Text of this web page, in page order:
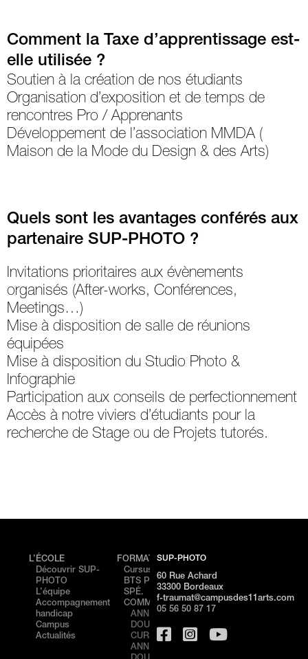
Comment la Taxe d’apprentissage est-
elle utilisée ?
Soutien à la création de nos étudiants
Organisation d’exposition et de temps de
rencontres Pro / Apprenants
Développement de l’association MMDA (
Maison de la Mode du Design & des Arts)
Quels sont les avantages conférés aux
partenaire SUP-PHOTO ?
Invitations prioritaires aux évènements
organisés (After-works, Conférences,
Meetings…)
Mise à disposition de salle de réunions
équipées
Mise à disposition du Studio Photo &
Infographie
Participation aux conseils de perfectionnement
Accès à notre viviers d’étudiants pour la
recherche de Stage ou de Projets tutorés.
L’ÉCOLE
Découvrir SUP-
PHOTO
L’équipe
Accompagnement
handicap
Campus
Actualités
FORMATIONS
Cursus
BTS PHOTO /
SPÉ.
COMMUNICATION
ANNÉE 1
DOUBLE
CURSUS
ANNÉE 2
PORTES
OUVERTES –
NICE
STAGE
PORTES
SUP-PHOTO
60 Rue Achard
33300 Bordeaux
f-traumat@campusdes11arts.com
05 56 50 87 17